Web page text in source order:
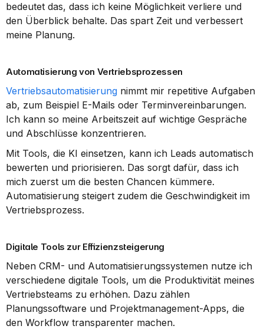
bedeutet das, dass ich keine Möglichkeit verliere und
den Überblick behalte. Das spart Zeit und verbessert
meine Planung.
Automatisierung von Vertriebsprozessen
Vertriebsautomatisierung nimmt mir repetitive Aufgaben
ab, zum Beispiel E-Mails oder Terminvereinbarungen.
Ich kann so meine Arbeitszeit auf wichtige Gespräche
und Abschlüsse konzentrieren.
Mit Tools, die KI einsetzen, kann ich Leads automatisch
bewerten und priorisieren. Das sorgt dafür, dass ich
mich zuerst um die besten Chancen kümmere.
Automatisierung steigert zudem die Geschwindigkeit im
Vertriebsprozess.
Digitale Tools zur Effizienzsteigerung
Neben CRM- und Automatisierungssystemen nutze ich
verschiedene digitale Tools, um die Produktivität meines
Vertriebsteams zu erhöhen. Dazu zählen
Planungssoftware und Projektmanagement-Apps, die
den Workflow transparenter machen.